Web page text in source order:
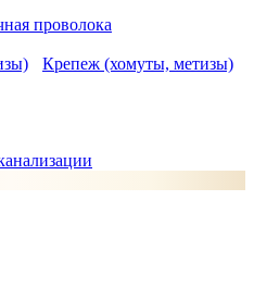
проволока
Крепеж (хомуты, метизы)